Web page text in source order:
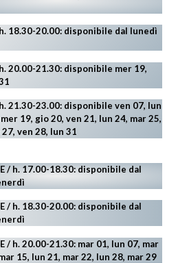
18.30-20.00: disponibile dal lunedì
20.00-21.30: disponibile mer 19,
21.30-23.00: disponibile ven 07, lun
19, gio 20, ven 21, lun 24, mar 25,
ven 28, lun 31
/ h. 17.00-18.30: disponibile dal
/ h. 18.30-20.00: disponibile dal
/ h. 20.00-21.30: mar 01, lun 07, mar
15, lun 21, mar 22, lun 28, mar 29